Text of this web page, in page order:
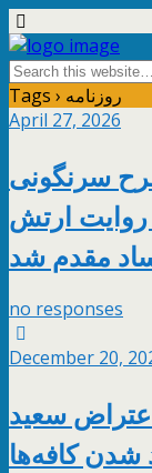
Tags › روزنامه
April 27, 2026
سرنگونی
ارتش
مقدم شد
no responses
December 20,
سعید
شدن کافه‌ها